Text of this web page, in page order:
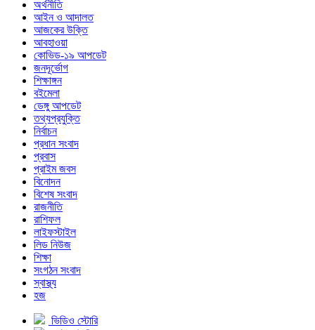
অর্থনীতি
আইন ও আদালত
আজকের উক্তি
আবহাওয়া
কোভিড-১৯ আপডেট
জনদূর্ভোগ
শিক্ষাঙ্গন
বইমেলা
ডেঙ্গু আপডেট
তথ্যপ্রযুক্তি
নির্বাচন
প্রধান সংবাদ
প্রবাস
প্রাইম জবস
বিনোদন
বিশেষ সংবাদ
রাজনীতি
রাশিফল
লাইফস্টাইল
লিড নিউজ
শিক্ষা
সংগঠন সংবাদ
স্বাস্থ্য
হজ
ভিডিও স্টোরি